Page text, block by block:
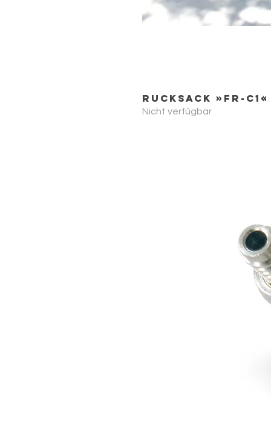
Rucksack »FR-C1«
Nicht verfügbar